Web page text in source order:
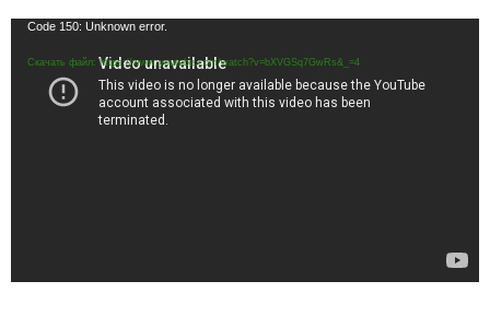
Видеоплеер
Code 150: Unknown error.
Скачать файл: https://www.youtube.com/watch?v=bXVGSq7GwRs&_=4